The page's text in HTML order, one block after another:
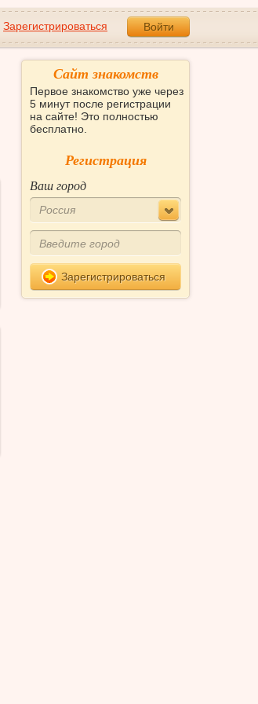
Зарегистрироваться Войти
Сайт знакомств
Первое знакомство уже через
5 минут после регистрации
на сайте! Это полностью
бесплатно.
Регистрация
Ваш город
Россия
Зарегистрироваться